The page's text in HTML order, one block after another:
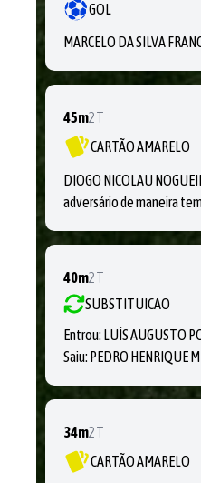
GOL
MARCELO DA SILVA
45m2T
CARTÃO AMARELO
DIOGO NICOLAU
adversário de maneira
40m2T
SUBSTITUICAO
Entrou: LUÍS AUGUSTO
Saiu: PEDRO HENRIQUE
34m2T
CARTÃO AMARELO